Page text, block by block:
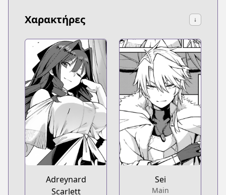
Χαρακτήρες ↓
Adreynard
Scarlett
Sei
Main